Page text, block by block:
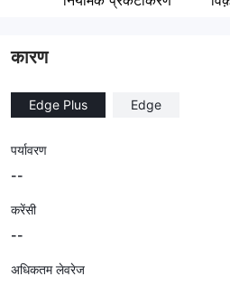
कंपनी का नाम
कारण
Edge Plus Edge
पर्यावरण
--
करेंसी
--
अधिकतम लेवरेज